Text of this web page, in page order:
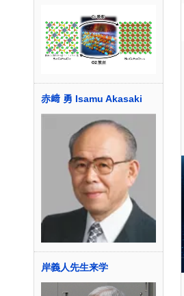
赤﨑 勇 Isamu Akasaki
岸義人先生来学